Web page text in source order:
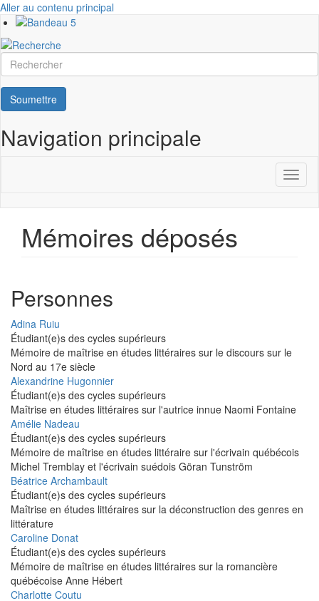
Aller au contenu principal
Rechercher
Soumettre
Navigation principale
Mémoires déposés
Personnes
Adina Ruiu
Étudiant(e)s des cycles supérieurs
Mémoire de maîtrise en études littéraires sur le discours sur le
Nord au 17e siècle
Alexandrine Hugonnier
Étudiant(e)s des cycles supérieurs
Maîtrise en études littéraires sur l'autrice innue Naomi Fontaine
Amélie Nadeau
Étudiant(e)s des cycles supérieurs
Mémoire de maîtrise en études littéraire sur l'écrivain québécois
Michel Tremblay et l'écrivain suédois Göran Tunström
Béatrice Archambault
Étudiant(e)s des cycles supérieurs
Maîtrise en études littéraires sur la déconstruction des genres en
littérature
Caroline Donat
Étudiant(e)s des cycles supérieurs
Mémoire de maîtrise en études littéraires sur la romancière
québécoise Anne Hébert
Charlotte Coutu